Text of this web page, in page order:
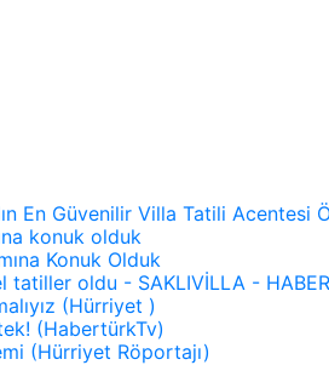
En Güvenilir Villa Tatili Acentesi
konuk olduk
Konuk Olduk
oldu - SAKLIVİLLA -
(Hürriyet )
(HabertürkTv)
(Hürriyet Röportajı)